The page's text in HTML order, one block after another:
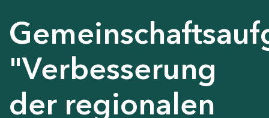
"Verbesserung
der regionalen